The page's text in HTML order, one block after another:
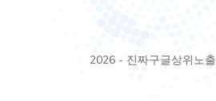
2026 - 진짜구글상위노출